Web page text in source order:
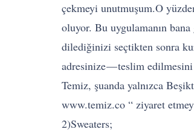
çekmeyi unutmuşum.O
oluyor. Bu uygulamanın
dilediğinizi seçtikten sonra
adresinize — teslim
Temiz, şuanda yalnızca
www.temiz.co “ ziyaret
2)Sweaters;